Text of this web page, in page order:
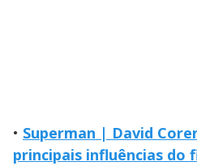
• Superman | David
principais influências do